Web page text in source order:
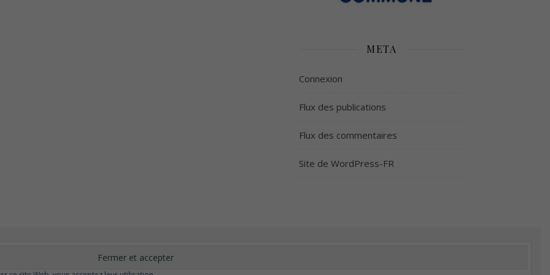
META
Connexion
Flux des publications
Flux des commentaires
Site de WordPress-FR
Meilleur odorat Meilleur goût